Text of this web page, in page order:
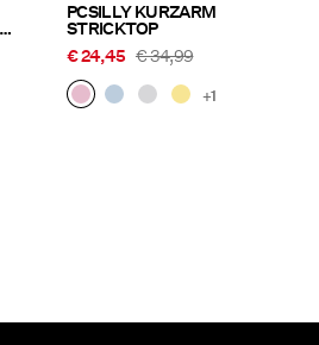
PCSILLY KURZARM
STRICKTOP
€ 24,45 € 34,99
+1